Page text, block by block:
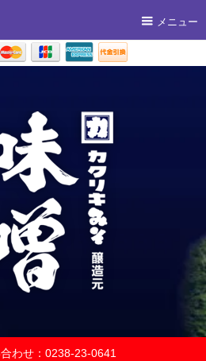
メニュー
わせ：0238-23-0641